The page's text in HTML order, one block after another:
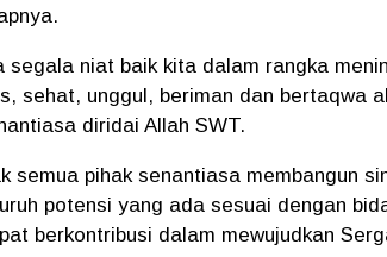
segala niat baik kita dalam rangka
sehat, unggul, beriman dan bertaqwa
diridai Allah SWT.
semua pihak senantiasa membangun
potensi yang ada sesuai dengan
berkontribusi dalam mewujudkan